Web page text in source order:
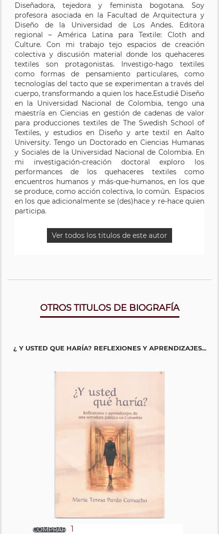
Diseñadora, tejedora y feminista bogotana. Soy
profesora asociada en la Facultad de Arquitectura y
Diseño de la Universidad de Los Andes. Editora
regional – América Latina para Textile: Cloth and
Culture. Con mi trabajo tejo espacios de creación
colectiva y discusión material donde los quehaceres
textiles son protagonistas. Investigo-hago textiles
como formas de pensamiento particulares, como
tecnologías del tacto que se experimentan a través del
cuerpo, transformando a quien los hace.Estudié Diseño
en la Universidad Nacional de Colombia, tengo una
maestría en Ciencias en gestión de cadenas de valor
para producciones textiles de The Swedish School of
Textiles, y estudios en Diseño y arte textil en Aalto
University. Tengo un Doctorado en Ciencias Humanas
y Sociales de la Universidad Nacional de Colombia. En
mi investigación-creación doctoral exploro los
performances de los quehaceres textiles como
encuentros humanos y más-que-humanos, en los que
se produce, como acción colectiva, lo común. Espacios
en los que adicionalmente se (des)hace y re-hace quien
participa.
Ver todos los titulos de este autor
OTROS TITULOS DE BIOGRAFÍA
¿ Y USTED QUE HARÍA? REFLEXIONES Y APRENDIZAJES...